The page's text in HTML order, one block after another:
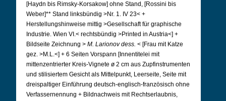
[Haydn bis Rimsky-Korsakow] ohne Stand, [Rossini bis
Weber]** Stand linksbündig >Nr. 1. IV 23< +
Herstellungshinweise mittig >Gesellschaft für graphische
Industrie. Wien VI.< rechtsbündig >Printed in Austria<] +
Bildseite Zeichnung > M. Larionov dess. < [Frau mit Katze
gez. >M.L.<] + 6 Seiten Vorspann [Innentitelei mit
mittenzentrierter Kreis-Vignete ø 2 cm aus Zupfinstrumenten
und stilisiertem Gesicht als Mittelpunkt, Leerseite, Seite mit
dreispaltiger Einführung deutsch-englisch-französisch ohne
Verfassernennung + Bildnachweis mit Rechtserlaubnis,